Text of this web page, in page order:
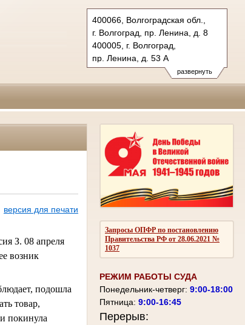
развернуть
400066, Волгоградская обл.,
г. Волгоград, пр. Ленина, д. 8
400005, г. Волгоград,
пр. Ленина, д. 53 А
Тел.: (8442) 38-21-98, 23-87-44
oblsud.vol@sudrf.ru
Запросы ОПФР по постановлению
Правительства РФ от 28.06.2021 №
1037
РЕЖИМ РАБОТЫ СУДА
Понедельник-четверг: 9:00-18:00
Пятница: 9:00-16:45
Перерыв:
версия для печати
З. 08 апреля
возник
подошла
товар,
покинула